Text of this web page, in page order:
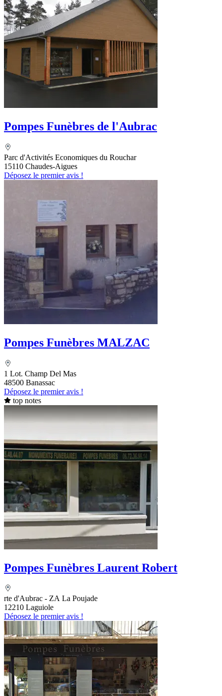
Pompes Funèbres de l'Aubrac
Parc d'Activités Economiques du Rouchar
15110 Chaudes-Aigues
Déposez le premier avis !
Pompes Funèbres MALZAC
1 Lot. Champ Del Mas
48500 Banassac
Déposez le premier avis !
top notes
Pompes Funèbres Laurent Robert
rte d'Aubrac - ZA La Poujade
12210 Laguiole
Déposez le premier avis !